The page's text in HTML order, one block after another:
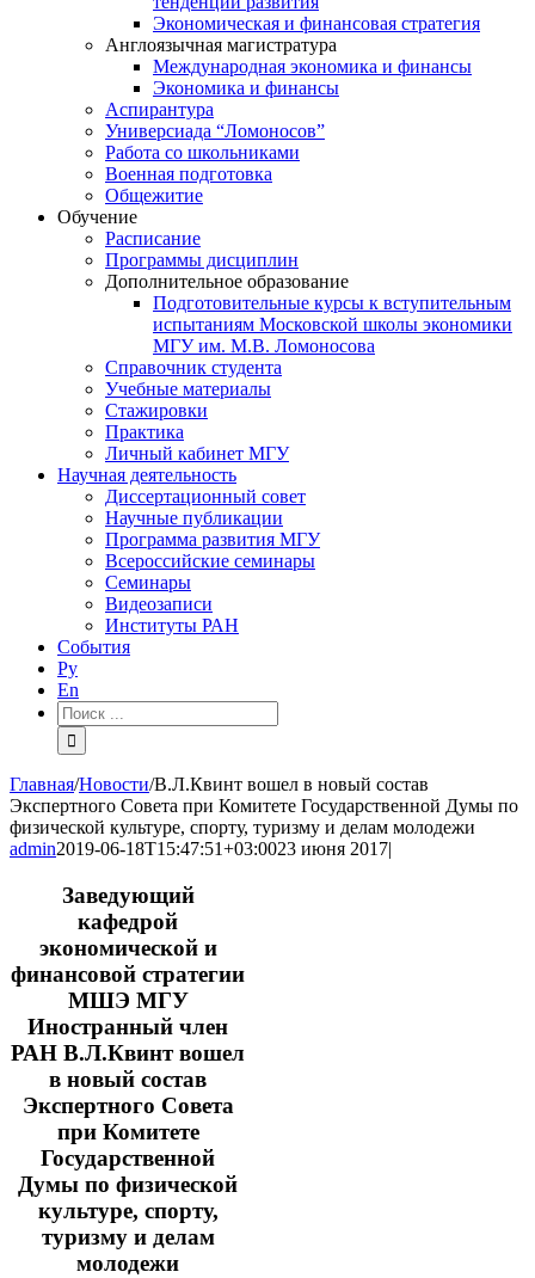
Экономическая и финансовая стратегия
Англоязычная магистратура
Международная экономика и финансы
Экономика и финансы
Аспирантура
Универсиада “Ломоносов”
Работа со школьниками
Военная подготовка
Общежитие
Обучение
Расписание
Программы дисциплин
Дополнительное образование
Подготовительные курсы к вступительным
испытаниям Московской школы экономики
МГУ им. М.В. Ломоносова
Справочник студента
Учебные материалы
Стажировки
Практика
Личный кабинет МГУ
Научная деятельность
Диссертационный совет
Научные публикации
Программа развития МГУ
Всероссийские семинары
Семинары
Видеозаписи
Институты РАН
События
Ру
En
Результат
поиска:
Главная/Новости/В.Л.Квинт вошел в новый состав
Экспертного Совета при Комитете Государственной Думы по
физической культуре, спорту, туризму и делам молодежи
admin2019-06-18T15:47:51+03:0023 июня 2017|
Заведующий
кафедрой
экономической и
финансовой стратегии
МШЭ МГУ
Иностранный член
РАН В.Л.Квинт вошел
в новый состав
Экспертного Совета
при Комитете
Государственной
Думы по физической
культуре, спорту,
туризму и делам
молодежи